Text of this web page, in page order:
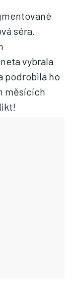
séra.
vybrala
podrobila ho
měsících